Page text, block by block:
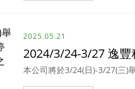
2025.05.21
2024/3/24-3/27 逸
本公司將於3/24(日)-3/27(三)